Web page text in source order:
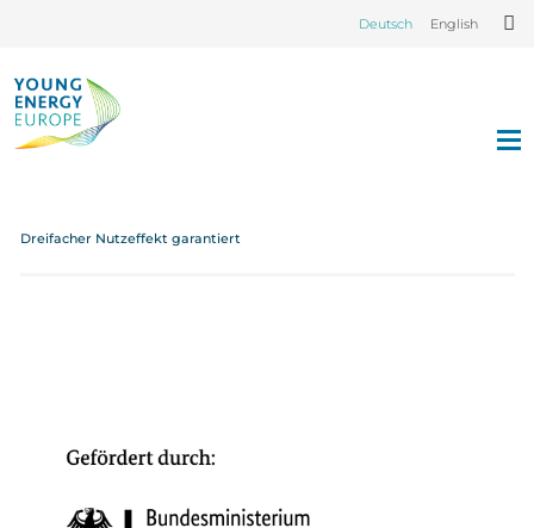
Deutsch English
Dreifacher Nutzeffekt garantiert